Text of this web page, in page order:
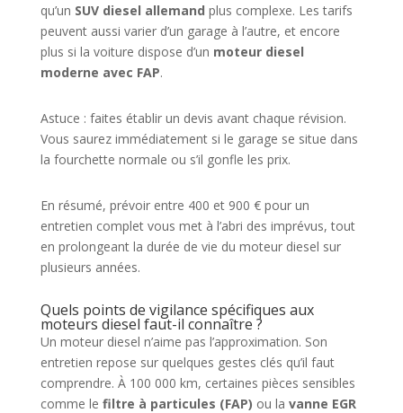
qu’un SUV diesel allemand plus complexe. Les tarifs
peuvent aussi varier d’un garage à l’autre, et encore
plus si la voiture dispose d’un moteur diesel
moderne avec FAP.
Astuce : faites établir un devis avant chaque révision.
Vous saurez immédiatement si le garage se situe dans
la fourchette normale ou s’il gonfle les prix.
En résumé, prévoir entre 400 et 900 € pour un
entretien complet vous met à l’abri des imprévus, tout
en prolongeant la durée de vie du moteur diesel sur
plusieurs années.
Quels points de vigilance spécifiques aux
moteurs diesel faut-il connaître ?
Un moteur diesel n’aime pas l’approximation. Son
entretien repose sur quelques gestes clés qu’il faut
comprendre. À 100 000 km, certaines pièces sensibles
comme le filtre à particules (FAP) ou la vanne EGR